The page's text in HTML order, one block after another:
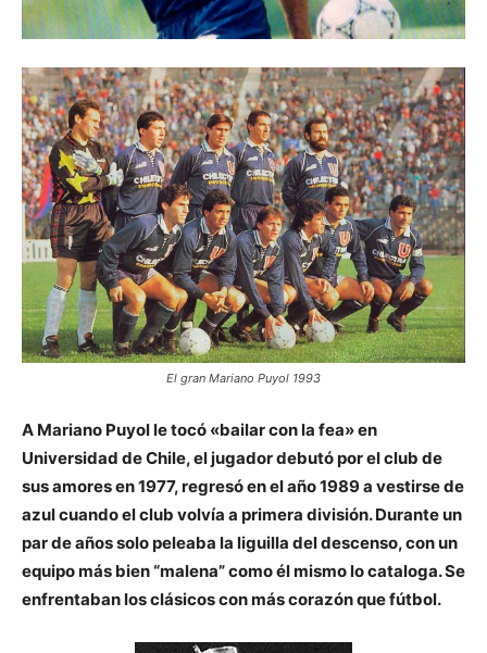
El gran Mariano Puyol 1993
A Mariano Puyol le tocó «bailar con la fea» en
Universidad de Chile, el jugador debutó por el club de
sus amores en 1977, regresó en el año 1989 a vestirse de
azul cuando el club volvía a primera división. Durante un
par de años solo peleaba la liguilla del descenso, con un
equipo más bien “malena” como él mismo lo cataloga. Se
enfrentaban los clásicos con más corazón que fútbol.